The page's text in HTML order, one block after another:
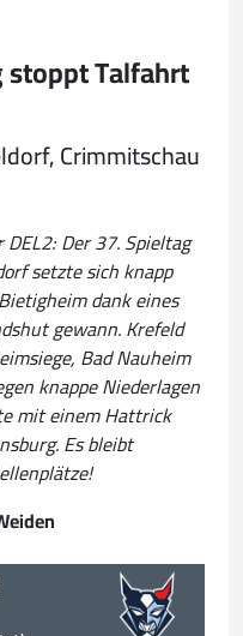
stoppt Talfahrt
Crimmitschau
Der 37. Spieltag
setzte sich knapp
dank eines
gewann. Krefeld
Bad Nauheim
knappe Niederlagen
mit einem Hattrick
Es bleibt